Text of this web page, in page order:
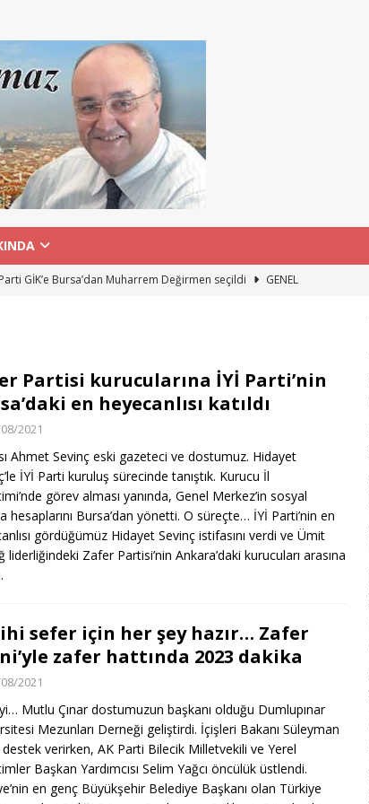
GİK’e Bursa’dan Muharrem Değirmen seçildi
GENEL
Sönmez Hastanesi açılışı için Sağlık Bakanlığı’nda toplantı
Geleceğin belediye sendikacılığı için yola çıktılar
olmak da, gücü doğru yönetip damga vurmak da siyasette
Partisi kurucularına İYİ Parti’nin
en heyecanlısı katıldı
2021
Ahmet Sevinç eski gazeteci ve dostumuz. Hidayet
İYİ Parti kuruluş sürecinde tanıştık. Kurucu İl
görev alması yanında, Genel Merkez’in sosyal
hesaplarını Bursa’dan yönetti. O süreçte… İYİ Parti’nin en
gördüğümüz Hidayet Sevinç istifasını verdi ve Ümit
liderliğindeki Zafer Partisi’nin Ankara’daki kurucuları arasına
sefer için her şey hazır… Zafer
zafer hattında 2023 dakika
2021
Mutlu Çınar dostumuzun başkanı olduğu Dumlupınar
Mezunları Derneği geliştirdi. İçişleri Bakanı Süleyman
verirken, AK Parti Bilecik Milletvekili ve Yerel
Başkan Yardımcısı Selim Yağcı öncülük üstlendi.
en genç Büyükşehir Belediye Başkanı olan Türkiye